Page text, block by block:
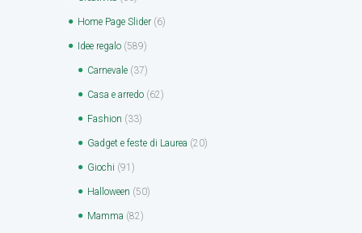
Home Page Slider (6)
Idee regalo (589)
Carnevale (37)
Casa e arredo (62)
Fashion (33)
Gadget e feste di Laurea (20)
Giochi (91)
Halloween (50)
Mamma (82)